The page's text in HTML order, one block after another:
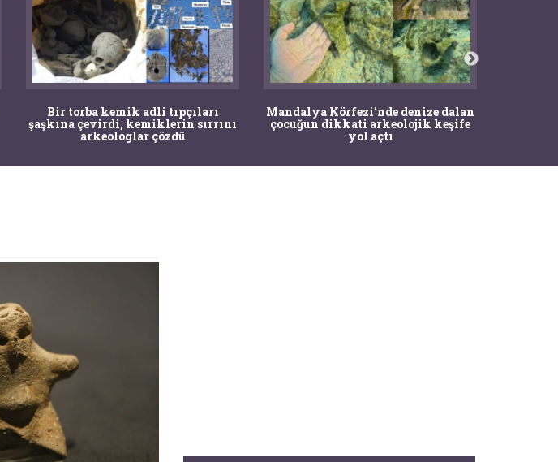
Bir torba kemik adli tıpçıları
şaşkına çevirdi, kemiklerin sırrını
arkeologlar çözdü
Mandalya Körfezi’nde denize dalan
çocuğun dikkati arkeolojik keşife
yol açtı